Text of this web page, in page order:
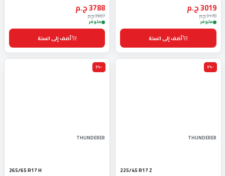
3019 ج.م
3178 ج.م
متوفر
أضف إلى السلة
3788 ج.م
3987 ج.م
متوفر
أضف إلى السلة
-5%
THUNDERER
225/45 R17 Z
-5%
THUNDERER
265/65 R17 H